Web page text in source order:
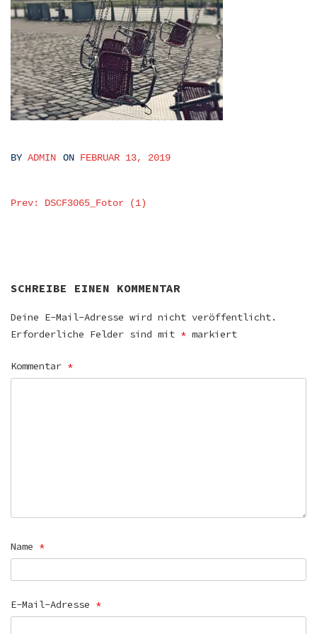
BY ADMIN ON FEBRUAR 13, 2019
BEITRAGSNAVIGATION
Prev: DSCF3065_Fotor (1)
SCHREIBE EINEN KOMMENTAR
Deine E-Mail-Adresse wird nicht veröffentlicht.
Erforderliche Felder sind mit * markiert
Kommentar *
Name *
E-Mail-Adresse *